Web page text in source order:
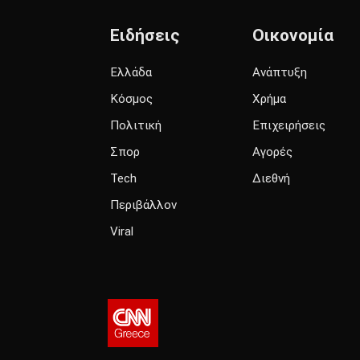
Ειδήσεις
Ελλάδα
Κόσμος
Πολιτική
Σπορ
Tech
Περιβάλλον
Viral
Οικονομία
Ανάπτυξη
Χρήμα
Επιχειρήσεις
Αγορές
Διεθνή